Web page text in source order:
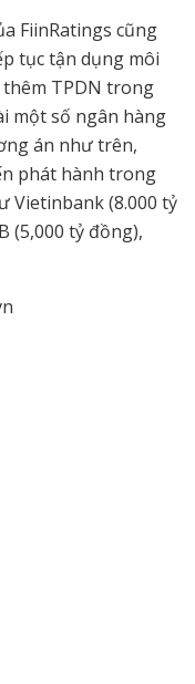
FiinRatings cũng
tục tận dụng môi
TPDN trong
một số ngân hàng
án như trên,
phát hành trong
Vietinbank (8.000 tỷ
(5,000 tỷ đồng),